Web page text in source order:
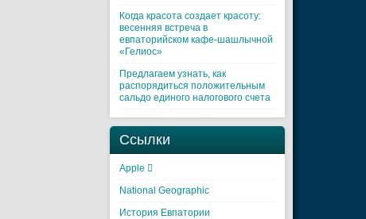
Когда красота создает красоту:
весенняя встреча в
евпаторийском кафе-шашлычной
«Гелиос»
Предлагаем узнать, как
распорядиться положительным
сальдо единого налогового счета
Ссылки
Apple 
National Geographic
История Евпатории